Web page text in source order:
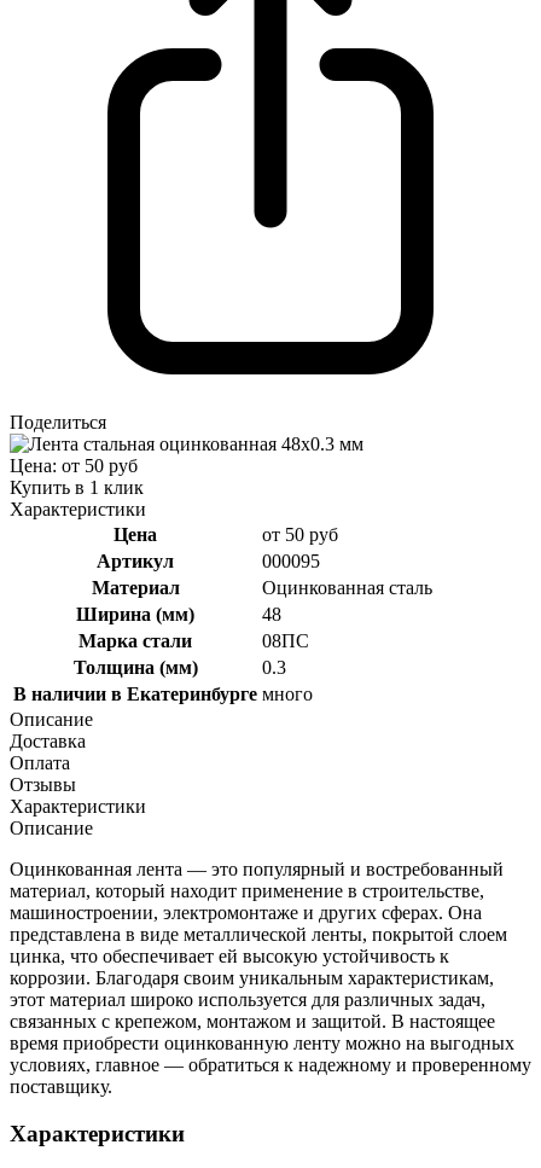
Поделиться
Цена: от 50 руб
Купить в 1 клик
Характеристики
Цена
от 50 руб
Артикул
000095
Материал
Оцинкованная сталь
Ширина (мм)
48
Марка стали
08ПС
Толщина (мм)
0.3
В наличии в Екатеринбурге много
Описание
Доставка
Оплата
Отзывы
Характеристики
Описание
Оцинкованная лента — это популярный и востребованный
материал, который находит применение в строительстве,
машиностроении, электромонтаже и других сферах. Она
представлена в виде металлической ленты, покрытой слоем
цинка, что обеспечивает ей высокую устойчивость к
коррозии. Благодаря своим уникальным характеристикам,
этот материал широко используется для различных задач,
связанных с крепежом, монтажом и защитой. В настоящее
время приобрести оцинкованную ленту можно на выгодных
условиях, главное — обратиться к надежному и проверенному
поставщику.
Характеристики